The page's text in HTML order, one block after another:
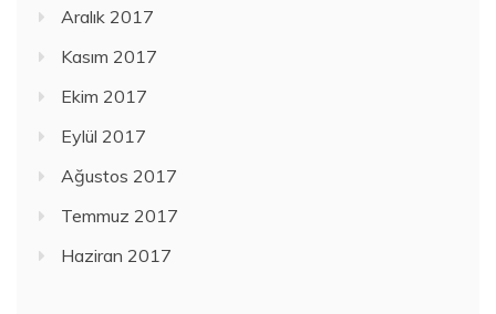
Aralık 2017
Kasım 2017
Ekim 2017
Eylül 2017
Ağustos 2017
Temmuz 2017
Haziran 2017